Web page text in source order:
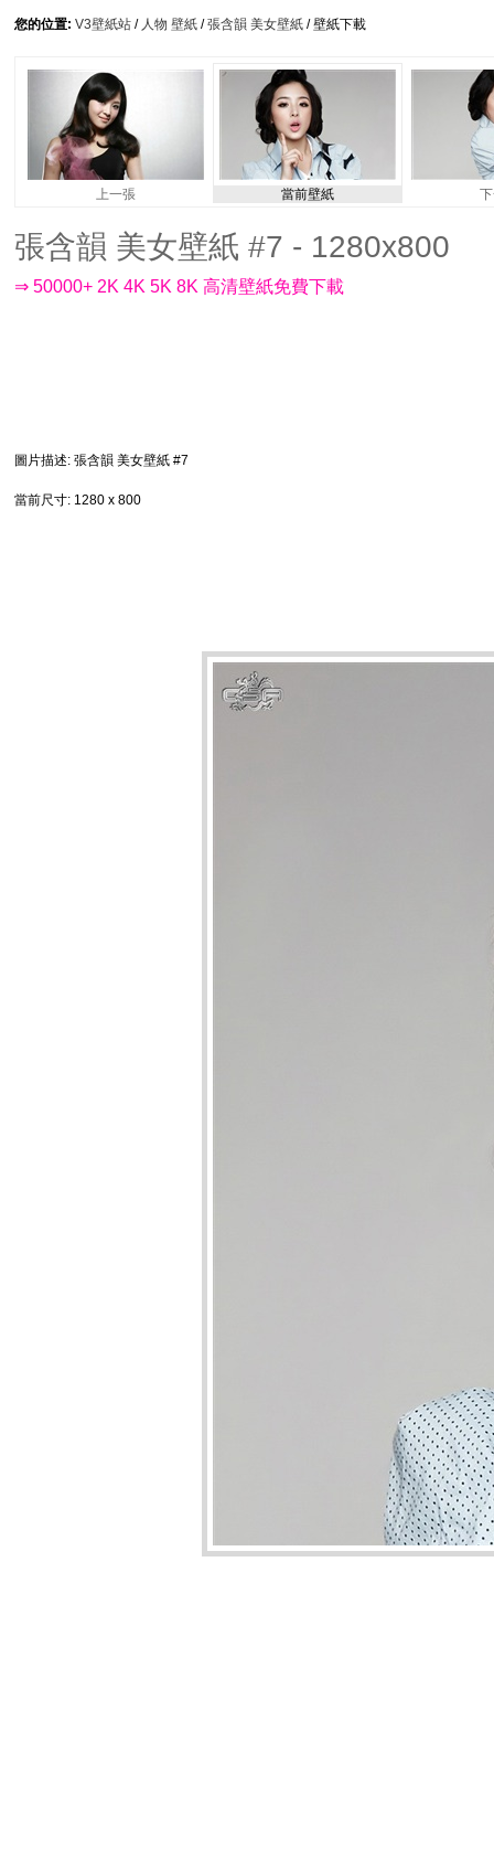
您的位置: V3壁紙站 / 人物 壁紙 /張含韻 美女壁紙 / 壁紙下載
上一張 當前壁紙
張含韻 美女壁紙 #7 - 1280x800
⇒ 50000+ 2K 4K 5K 8K 高清壁紙免費下載
圖片描述: 張含韻 美女壁紙 #7
當前尺寸: 1280 x 800